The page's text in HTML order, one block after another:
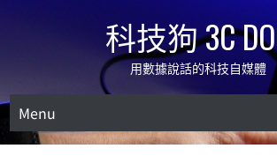
科技狗 3C
用數據說話的科技自媒體
Menu